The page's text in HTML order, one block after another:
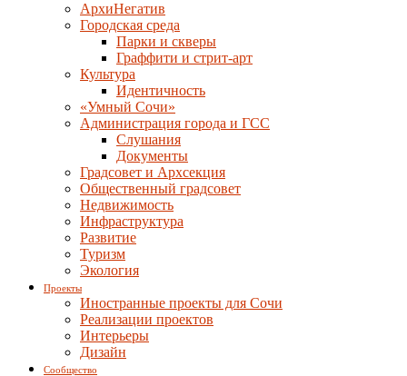
АрхиНегатив
Городская среда
Парки и скверы
Граффити и стрит-арт
Культура
Идентичность
«Умный Сочи»
Администрация города и ГСС
Слушания
Документы
Градсовет и Архсекция
Общественный градсовет
Недвижимость
Инфраструктура
Развитие
Туризм
Экология
Проекты
Иностранные проекты для Сочи
Реализации проектов
Интерьеры
Дизайн
Сообщество